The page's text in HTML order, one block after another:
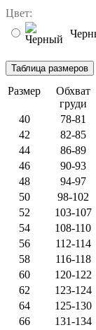
Цвет:
Размер
Обхват
груди
40 78-81
42
82-85
44
86-89
46
90-93
48
94-97
50
98-102
52
103-107
54
108-110
56
112-114
58
116-118
60
120-122
62
123-124
64
125-130
66
131-134